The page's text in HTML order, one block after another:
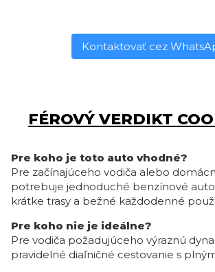
Kontaktovať cez
FÉROVÝ VERDIKT
Pre koho je toto auto vhodné?
Pre začínajúceho vodiča alebo
potrebuje jednoduché benzínové
krátke trasy a bežné každodenné
Pre koho nie je ideálne?
Pre vodiča požadujúceho výraznú
pravidelné diaľničné cestovanie s